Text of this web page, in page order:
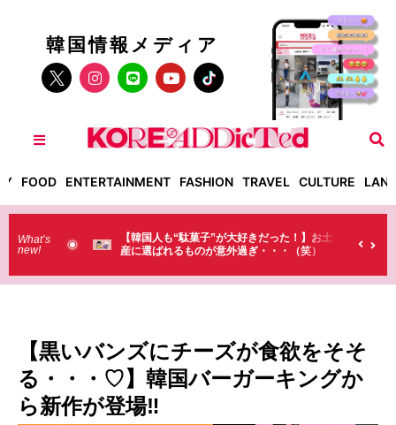
韓国情報メディア
FOOD ENTERTAINMENT FASHION TRAVEL CULTURE
What’s
new!
も“駄菓子”が大好きだった！】お土
れるものが意外過ぎ・・・（笑）
【そんなものまで買っていくの
ラストで韓国人が買うものがち
【黒いバンズにチーズが食欲をそそ
る・・・♡】韓国バーガーキングか
ら新作が登場‼